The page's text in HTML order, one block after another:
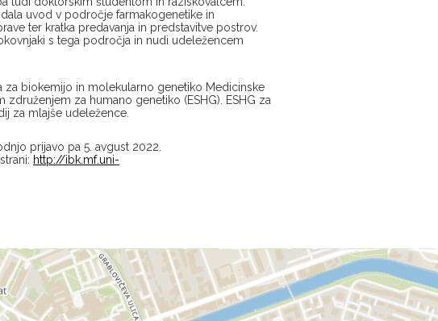
uvod v področje farmakogenetike in
ter kratka predavanja in predstavitve postrov.
s tega področja in nudi udeležencem
za biokemijo in molekularno genetiko Medicinske
za humano genetiko (ESHG). ESHG za
za mlajše udeležence.
prijavo pa 5. avgust 2022.
http://ibk.mf.uni-